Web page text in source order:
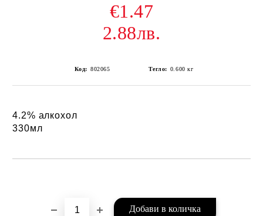
€1.47
2.88лв.
Код: 802065 Тегло: 0.600 кг
4.2% алкохол
330мл